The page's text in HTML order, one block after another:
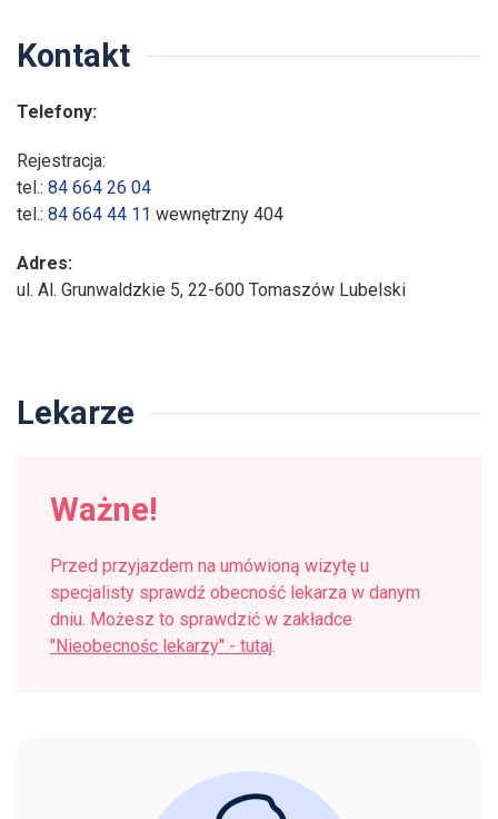
Kontakt
Telefony:
Rejestracja:
tel.: 84 664 26 04
tel.: 84 664 44 11 wewnętrzny 404
Adres:
ul. Al. Grunwaldzkie 5, 22-600 Tomaszów Lubelski
Lekarze
Ważne!
Przed przyjazdem na umówioną wizytę u
specjalisty sprawdź obecność lekarza w danym
dniu. Możesz to sprawdzić w zakładce
"Nieobecnośc lekarzy" - tutaj.